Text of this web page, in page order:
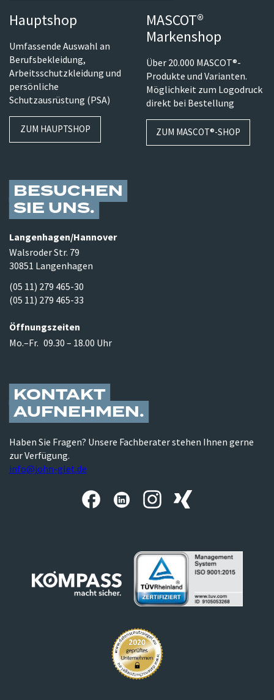
Hauptshop
Umfassende Auswahl an
Berufsbekleidung,
Arbeitsschutzkleidung und
persönliche
Schutzausrüstung (PSA)
ZUM HAUPTSHOP
MASCOT®
Markenshop
Über 20.000 MASCOT®-
Produkte und Varianten.
Möglichkeit zum Logodruck
direkt bei Bestellung
ZUM MASCOT®-SHOP
BESUCHEN
SIE UNS
Langenhagen/​Hannover
Walsroder Str. 79
30851 Langenhagen
(05 11) 279 465-30
(05 11) 279 465-33
Öffnungszeiten
Mo.–Fr. 09.30 – 18.00 Uhr
KONTAKT
AUFNEHMEN
Haben Sie Fragen? Unsere Fachberater stehen Ihnen gerne
zur Verfügung.
info@john-glet.de